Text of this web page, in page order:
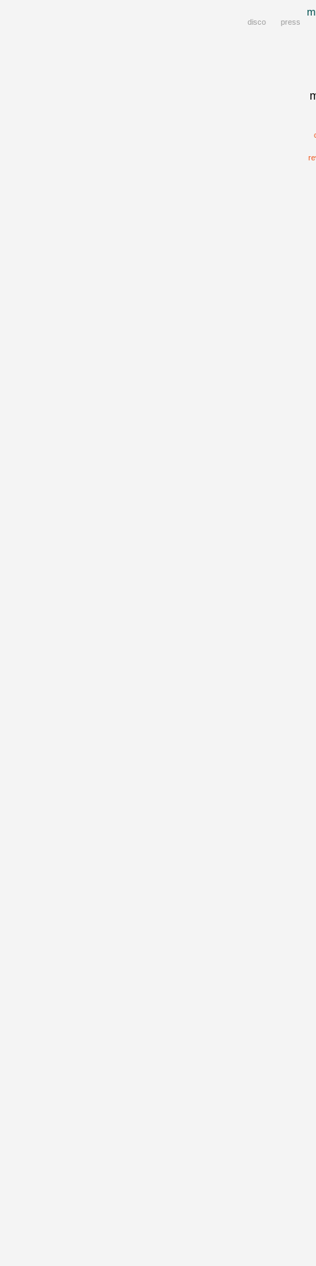
disco press